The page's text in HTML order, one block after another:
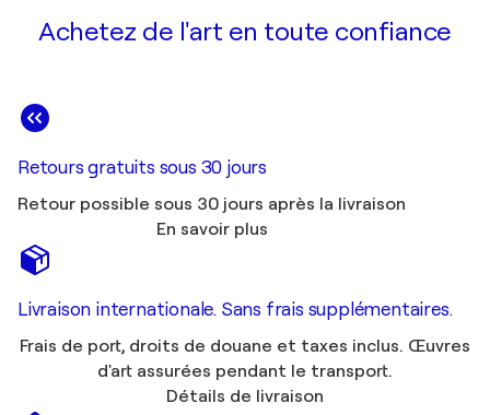
Achetez de l'art en toute confiance
Retours gratuits sous 30 jours
Retour possible sous 30 jours après la livraison
En savoir plus
Livraison internationale. Sans frais supplémentaires.
Frais de port, droits de douane et taxes inclus. Œuvres
d'art assurées pendant le transport.
Détails de livraison